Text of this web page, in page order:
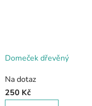
Domeček dřevěný
hodnocení
produktu
Na dotaz
250 Kč